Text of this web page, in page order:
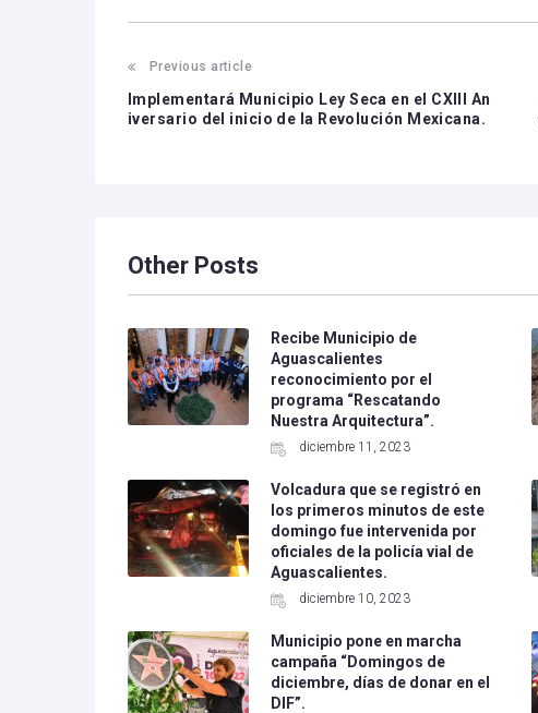
Previous article
Implementará Municipio Ley Seca en el CXIII An
iversario del inicio de la Revolución Mexicana.
Other Posts
Recibe Municipio de
Aguascalientes
reconocimiento por el
programa “Rescatando
Nuestra Arquitectura”.
diciembre 11, 2023
Volcadura que se registró en
los primeros minutos de este
domingo fue intervenida por
oficiales de la policía vial de
Aguascalientes.
diciembre 10, 2023
Municipio pone en marcha
campaña “Domingos de
diciembre, días de donar en el
DIF”.